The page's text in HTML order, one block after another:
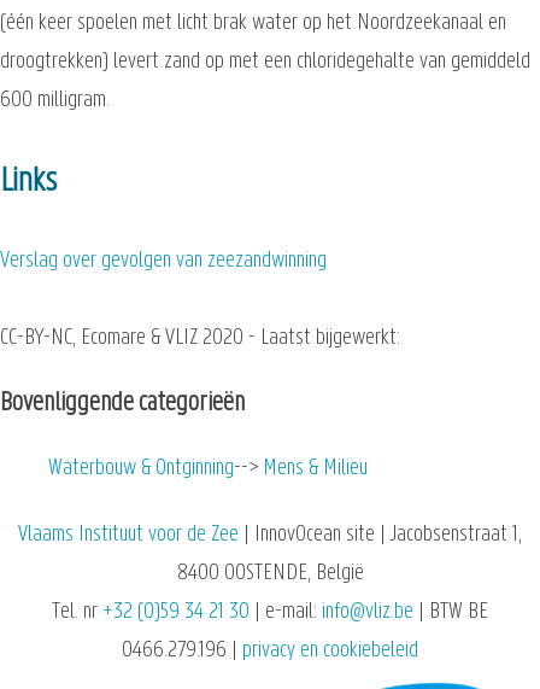
(één keer spoelen met licht brak water op het Noordzeekanaal en
droogtrekken) levert zand op met een chloridegehalte van gemiddeld
600 milligram.
Links
Verslag over gevolgen van zeezandwinning
CC-BY-NC, Ecomare & VLIZ 2020 - Laatst bijgewerkt:
Bovenliggende categorieën
Waterbouw & Ontginning Mens & Milieu
Vlaams Instituut voor de Zee | InnovOcean site | Jacobsenstraat 1,
8400 OOSTENDE, België
Tel. nr +32 (0)59 34 21 30 | e-mail: info@vliz.be | BTW BE
0466.279.196 | privacy en cookiebeleid